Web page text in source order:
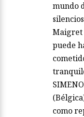
mundo
Maigret
puede
como